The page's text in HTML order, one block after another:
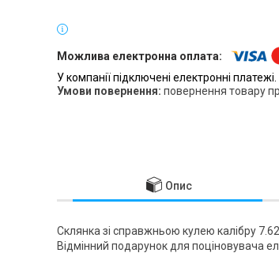
У компанії підключені електронні
повернення товару
Опис
Склянка зі справжньою кулею калібру 7.62.
Відмінний подарунок для поціновувача